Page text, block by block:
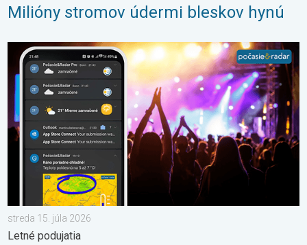
Milióny stromov údermi bleskov hynú
Sledujeme pre vás počasie tam kde ste vy. Letné podujatia. .
streda 15. júla 2026
Letné podujatia